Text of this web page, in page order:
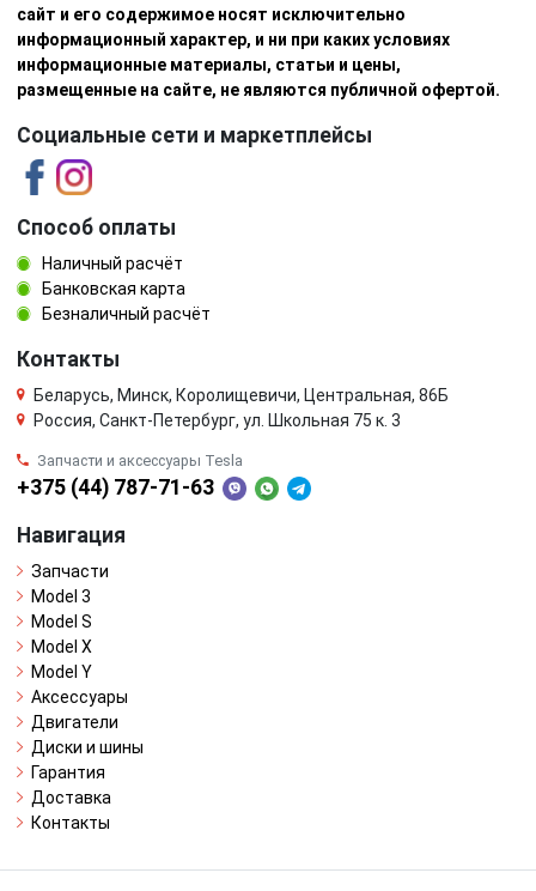
сайт и его содержимое носят исключительно
информационный характер, и ни при каких условиях
информационные материалы, статьи и цены,
размещенные на сайте, не являются публичной офертой.
Социальные сети и маркетплейсы
Способ оплаты
Наличный расчёт
Банковская карта
Безналичный расчёт
Контакты
Беларусь, Минск, Королищевичи, Центральная, 86Б
Россия, Санкт-Петербург, ул. Школьная 75 к. 3
Запчасти и аксессуары Tesla
+375 (44) 787-71-63
Навигация
Запчасти
Model 3
Model S
Model X
Model Y
Аксессуары
Двигатели
Диски и шины
Гарантия
Доставка
Контакты